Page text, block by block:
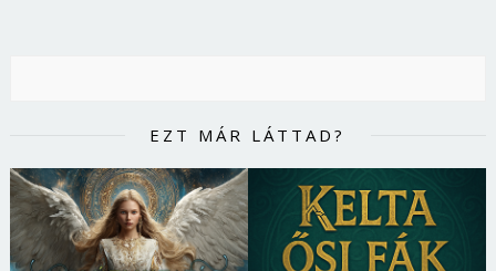
EZT MÁR LÁTTAD?